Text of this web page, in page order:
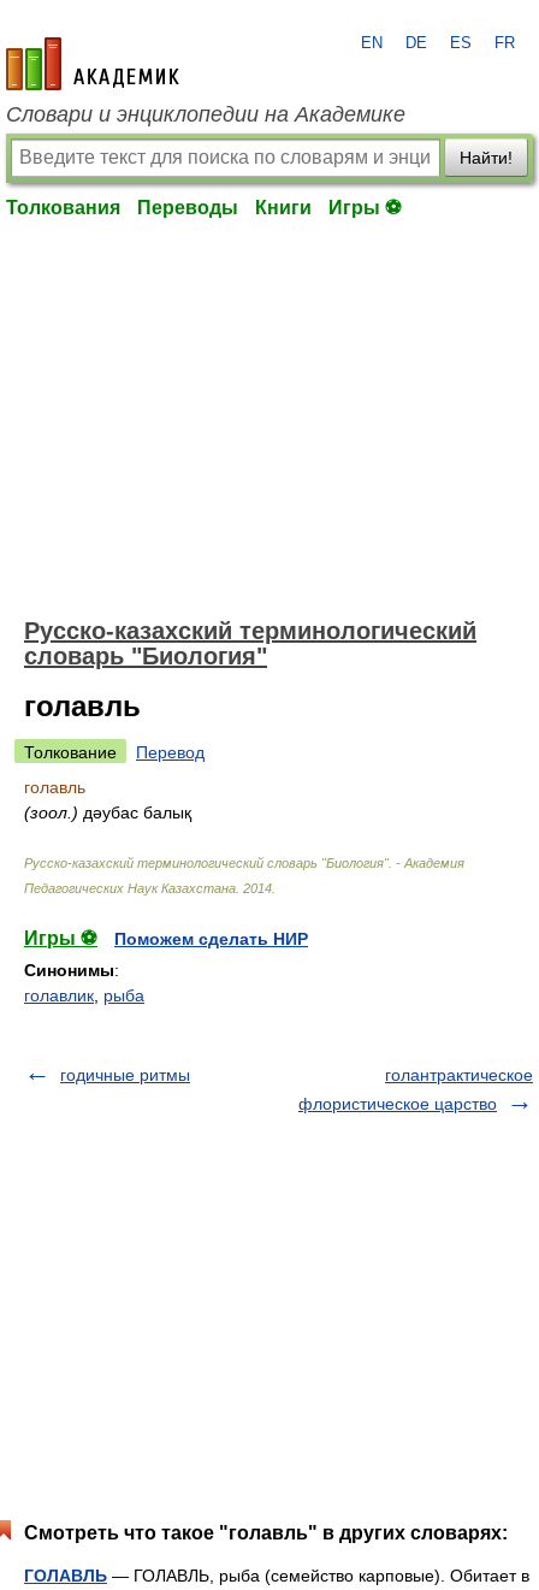
academic.ru
EN DE ES FR
Словари и энциклопедии на Академике
Найти!
Толкования Переводы Книги Игры ⚽
Русско-казахский терминологический
словарь "Биология"
голавль
Толкование
Перевод
голавль
(зоол.) дәубас балық
Русско-казахский терминологический словарь "Биология". - Академия
Педагогических Наук Казахстана 2014
Игры ⚽
Поможем сделать НИР
Синонимы:
голавлик рыба
годичные ритмы
голантрактическое
флористическое царство
Смотреть что такое "голавль" в других словарях:
ГОЛАВЛЬ — ГОЛАВЛЬ, рыба (семейство карповые). Обитает в